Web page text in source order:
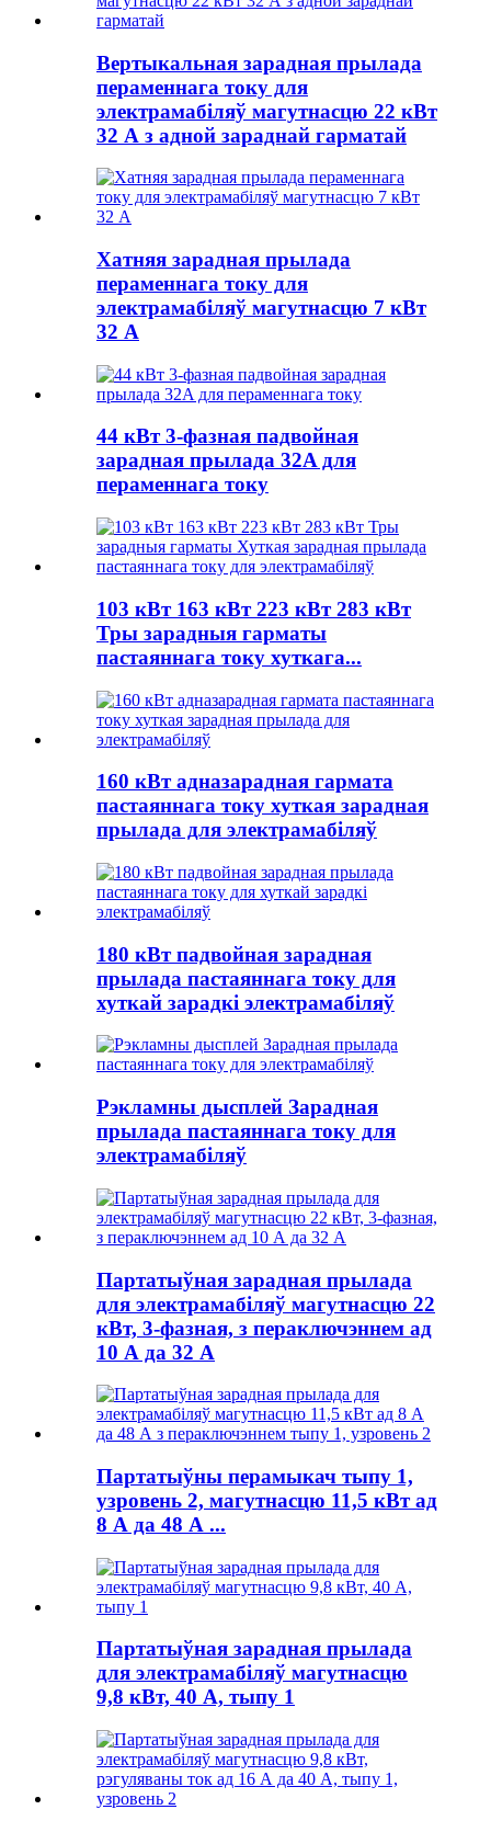
Вертыкальная зарадная прылада
пераменнага току для
электрамабіляў магутнасцю 22 кВт
32 А з адной зараднай гарматай
Хатняя зарадная прылада
пераменнага току для
электрамабіляў магутнасцю 7 кВт
32 А
44 кВт 3-фазная падвойная
зарадная прылада 32A для
пераменнага току
103 кВт 163 кВт 223 кВт 283 кВт
Тры зарадныя гарматы
пастаяннага току хуткага...
160 кВт адназарадная гармата
пастаяннага току хуткая зарадная
прылада для электрамабіляў
180 кВт падвойная зарадная
прылада пастаяннага току для
хуткай зарадкі электрамабіляў
Рэкламны дысплей Зарадная
прылада пастаяннага току для
электрамабіляў
Партатыўная зарадная прылада
для электрамабіляў магутнасцю 22
кВт, 3-фазная, з пераключэннем ад
10 А да 32 А
Партатыўны перамыкач тыпу 1,
узровень 2, магутнасцю 11,5 кВт ад
8 А да 48 А ...
Партатыўная зарадная прылада
для электрамабіляў магутнасцю
9,8 кВт, 40 А, тыпу 1